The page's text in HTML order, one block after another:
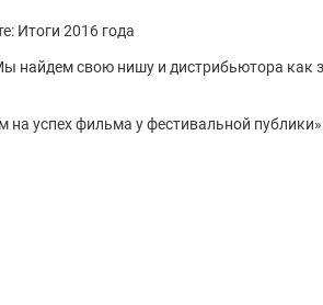
Итоги 2016 года
найдем свою нишу и дистрибьютора как
успех фильма у фестивальной публики»